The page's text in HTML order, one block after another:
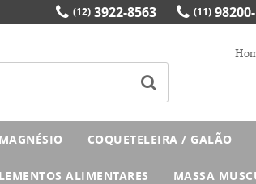
(12) 3922-8563 (11)
COQUETELEIRA / GALÃO
ALIMENTARES MASSA